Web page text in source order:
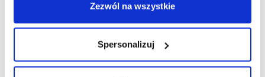
Zezwól na wszystkie
Spersonalizuj